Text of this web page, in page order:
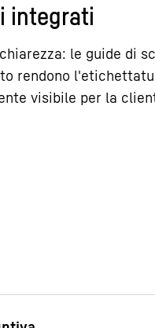
integrati
le guide di
rendono
visibile per la